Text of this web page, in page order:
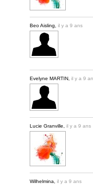
Beo Aisling, il y a 9 ans
Evelyne MARTIN, il y a 9
Lucie Granville, il y a 9 ans
Wilhelmina, il y a 9 ans